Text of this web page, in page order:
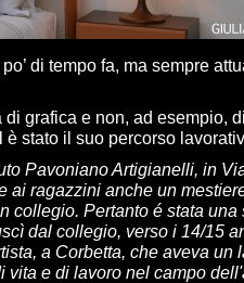
di tempo fa, ma sempre
grafica e non, ad esempio,
stato il suo percorso
Pavoniano Artigianelli, in
ai ragazzini anche un
collegio. Pertanto é stata una
dal collegio, verso i 14/15
a Corbetta, che aveva un
e di lavoro nel campo